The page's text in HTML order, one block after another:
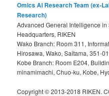
Omics AI Research Team (ex-
Research)
Advanced General Intelligence
Headquarters, RIKEN
Wako Branch: Room 311,
Hirosawa, Wako, Saitama, 351-
Kobe Branch: Room E204,
minamimachi, Chuo-ku, Kobe,
Copyright © 2013-2018 RIKEN.